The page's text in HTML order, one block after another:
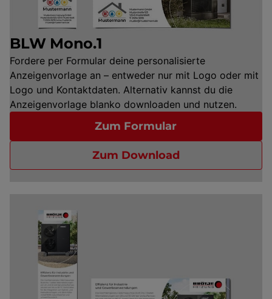
BLW Mono.1
Fordere per Formular deine personalisierte
Anzeigenvorlage an – entweder nur mit Logo oder mit
Logo und Kontaktdaten. Alternativ kannst du die
Anzeigenvorlage blanko downloaden und nutzen.
Zum Formular
Zum Download